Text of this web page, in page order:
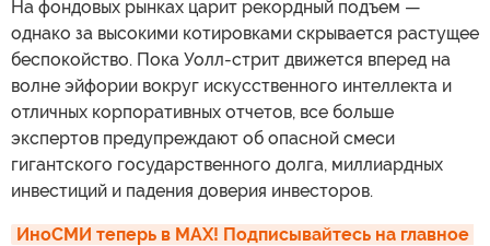
На фондовых рынках царит рекордный подъем —
однако за высокими котировками скрывается растущее
беспокойство. Пока Уолл-стрит движется вперед на
волне эйфории вокруг искусственного интеллекта и
отличных корпоративных отчетов, все больше
экспертов предупреждают об опасной смеси
гигантского государственного долга, миллиардных
инвестиций и падения доверия инвесторов.
ИноСМИ теперь в MAX! Подписывайтесь на главное